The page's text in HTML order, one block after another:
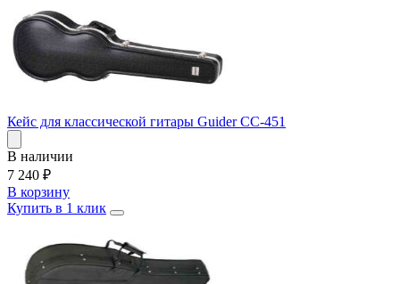
Кейс для классической гитары Guider CC-451
В наличии
7 240 ₽
В корзину
Купить в 1 клик